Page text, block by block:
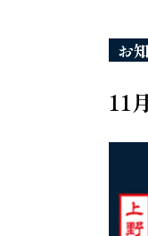
お
11